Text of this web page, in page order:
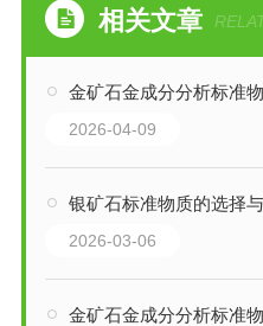
相关文章
金矿石金成分分析标准
2026-04-09
银矿石标准物质的选择
2026-03-06
金矿石金成分分析标准